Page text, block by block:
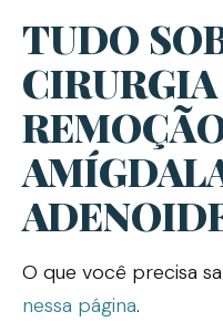
TUDO
O que você precisa
nessa página.